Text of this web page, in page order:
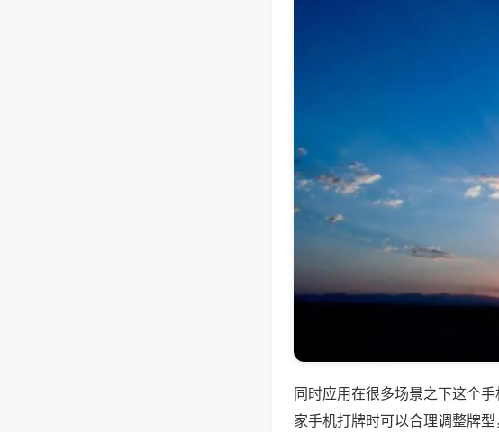
同时应用在很多场景之下这个
家手机打牌时可以合理调整牌